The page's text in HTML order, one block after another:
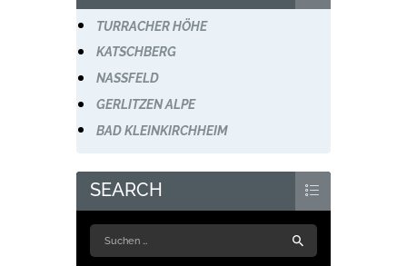
TURRACHER HÖHE
KATSCHBERG
NASSFELD
GERLITZEN ALPE
BAD KLEINKIRCHHEIM
SEARCH